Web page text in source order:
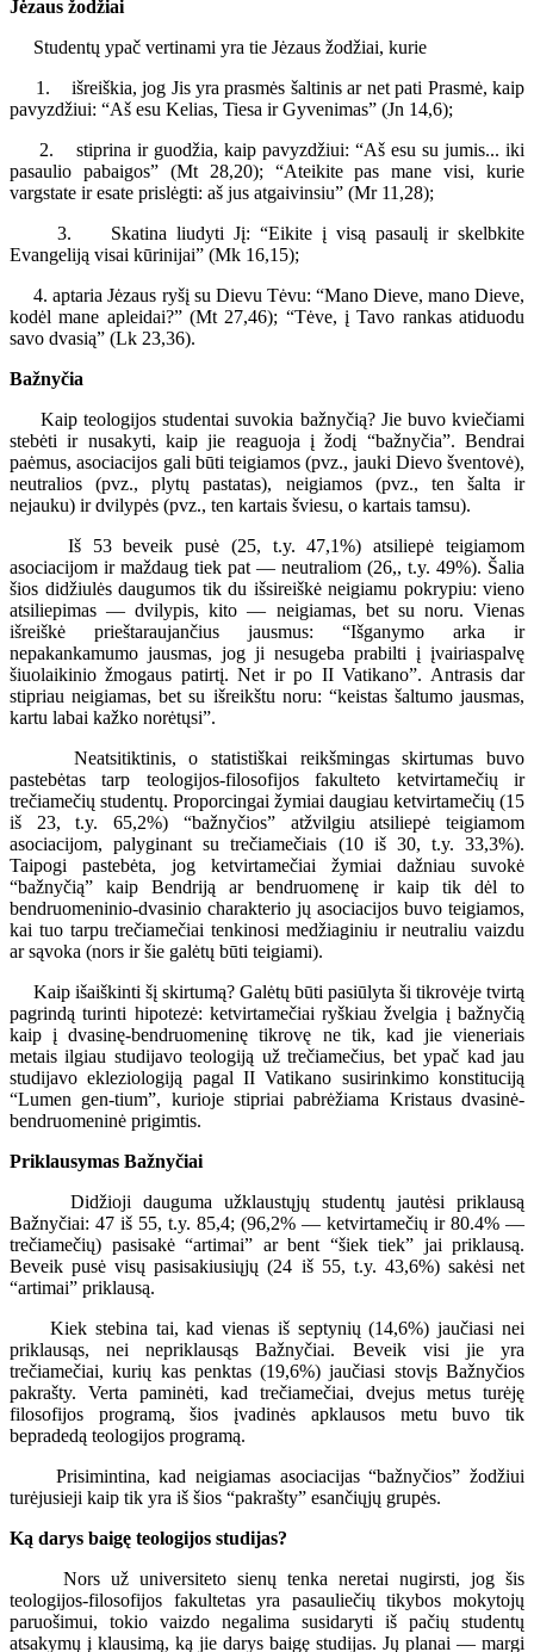
Jėzaus žodžiai
Studentų ypač vertinami yra tie Jėzaus žodžiai, kurie
1. išreiškia, jog Jis yra prasmės šaltinis ar net pati Prasmė, kaip
pavyzdžiui: “Aš esu Kelias, Tiesa ir Gyvenimas” (Jn 14,6);
2. stiprina ir guodžia, kaip pavyzdžiui: “Aš esu su jumis... iki
pasaulio pabaigos” (Mt 28,20); “Ateikite pas mane visi, kurie
vargstate ir esate prislėgti: aš jus atgaivinsiu” (Mr 11,28);
3. Skatina liudyti Jį: “Eikite į visą pasaulį ir skelbkite
Evangeliją visai kūrinijai” (Mk 16,15);
4. aptaria Jėzaus ryšį su Dievu Tėvu: “Mano Dieve, mano Dieve,
kodėl mane apleidai?” (Mt 27,46); “Tėve, į Tavo rankas atiduodu
savo dvasią” (Lk 23,36).
Bažnyčia
Kaip teologijos studentai suvokia bažnyčią? Jie buvo kviečiami
stebėti ir nusakyti, kaip jie reaguoja į žodį “bažnyčia”. Bendrai
paėmus, asociacijos gali būti teigiamos (pvz., jauki Dievo šventovė),
neutralios (pvz., plytų pastatas), neigiamos (pvz., ten šalta ir
nejauku) ir dvilypės (pvz., ten kartais šviesu, o kartais tamsu).
Iš 53 beveik pusė (25, t.y. 47,1%) atsiliepė teigiamom
asociacijom ir maždaug tiek pat — neutraliom (26,, t.y. 49%). Šalia
šios didžiulės daugumos tik du išsireiškė neigiamu pokrypiu: vieno
atsiliepimas — dvilypis, kito — neigiamas, bet su noru. Vienas
išreiškė prieštaraujančius jausmus: “Išganymo arka ir
nepakankamumo jausmas, jog ji nesugeba prabilti į įvairiaspalvę
šiuolaikinio žmogaus patirtį. Net ir po II Vatikano”. Antrasis dar
stipriau neigiamas, bet su išreikštu noru: “keistas šaltumo jausmas,
kartu labai kažko norėtųsi”.
Neatsitiktinis, o statistiškai reikšmingas skirtumas buvo
pastebėtas tarp teologijos-filosofijos fakulteto ketvirtamečių ir
trečiamečių studentų. Proporcingai žymiai daugiau ketvirtamečių (15
iš 23, t.y. 65,2%) “bažnyčios” atžvilgiu atsiliepė teigiamom
asociacijom, palyginant su trečiamečiais (10 iš 30, t.y. 33,3%).
Taipogi pastebėta, jog ketvirtamečiai žymiai dažniau suvokė
“bažnyčią” kaip Bendriją ar bendruomenę ir kaip tik dėl to
bendruomeninio-dvasinio charakterio jų asociacijos buvo teigiamos,
kai tuo tarpu trečiamečiai tenkinosi medžiaginiu ir neutraliu vaizdu
ar sąvoka (nors ir šie galėtų būti teigiami).
Kaip išaiškinti šį skirtumą? Galėtų būti pasiūlyta ši tikrovėje tvirtą
pagrindą turinti hipotezė: ketvirtamečiai ryškiau žvelgia į bažnyčią
kaip į dvasinę-bendruomeninę tikrovę ne tik, kad jie vieneriais
metais ilgiau studijavo teologiją už trečiamečius, bet ypač kad jau
studijavo ekleziologiją pagal II Vatikano susirinkimo konstituciją
“Lumen gen-tium”, kurioje stipriai pabrėžiama Kristaus dvasinė-
bendruomeninė prigimtis.
Priklausymas Bažnyčiai
Didžioji dauguma užklaustųjų studentų jautėsi priklausą
Bažnyčiai: 47 iš 55, t.y. 85,4; (96,2% — ketvirtamečių ir 80.4% —
trečiamečių) pasisakė “artimai” ar bent “šiek tiek” jai priklausą.
Beveik pusė visų pasisakiusiųjų (24 iš 55, t.y. 43,6%) sakėsi net
“artimai” priklausą.
Kiek stebina tai, kad vienas iš septynių (14,6%) jaučiasi nei
priklausąs, nei nepriklausąs Bažnyčiai. Beveik visi jie yra
trečiamečiai, kurių kas penktas (19,6%) jaučiasi stovįs Bažnyčios
pakrašty. Verta paminėti, kad trečiamečiai, dvejus metus turėję
filosofijos programą, šios įvadinės apklausos metu buvo tik
bepradedą teologijos programą.
Prisimintina, kad neigiamas asociacijas “bažnyčios” žodžiui
turėjusieji kaip tik yra iš šios “pakrašty” esančiųjų grupės.
Ką darys baigę teologijos studijas?
Nors už universiteto sienų tenka neretai nugirsti, jog šis
teologijos-filosofijos fakultetas yra pasauliečių tikybos mokytojų
paruošimui, tokio vaizdo negalima susidaryti iš pačių studentų
atsakymų į klausimą, ką jie darys baigę studijas. Jų planai — margi